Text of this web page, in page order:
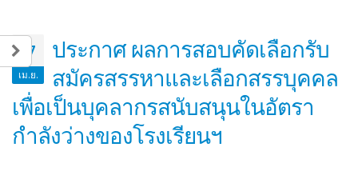
07
เม.ย.
ประกาศ ผลการสอบคัดเลือกรับ
สมัครสรรหาและเลือกสรรบุคคล
เพื่อเป็นบุคลากรสนับสนุนในอัตรา
กำลังว่างของโรงเรียนฯ